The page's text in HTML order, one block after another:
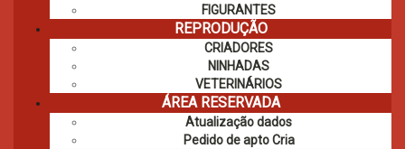
FIGURANTES
REPRODUÇÃO
CRIADORES
NINHADAS
VETERINÁRIOS
ÁREA RESERVADA
Atualização dados
Pedido de apto Cria